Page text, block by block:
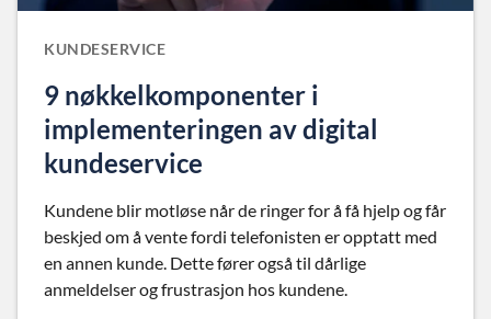
KUNDESERVICE
9 nøkkelkomponenter i
implementeringen av digital
kundeservice
Kundene blir motløse når de ringer for å få hjelp og får
beskjed om å vente fordi telefonisten er opptatt med
en annen kunde. Dette fører også til dårlige
anmeldelser og frustrasjon hos kundene.